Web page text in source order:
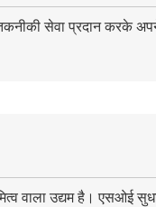
सेवा प्रदान करके
वाला उद्यम है। एसओई